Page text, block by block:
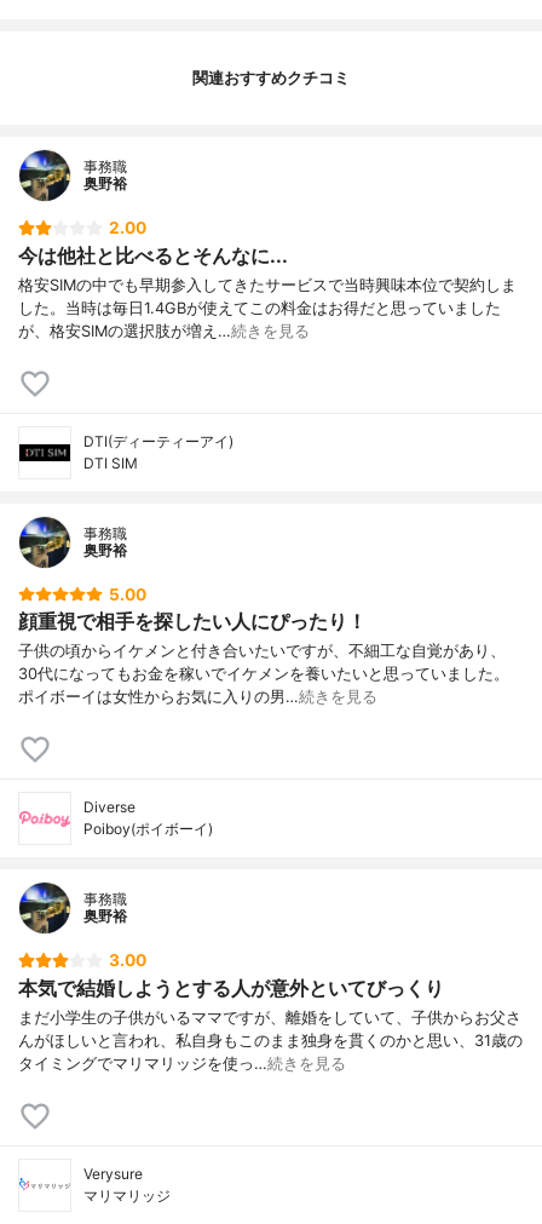
関連おすすめクチコミ
事務職
奥野裕
2.00
今は他社と比べるとそんなに...
格安SIMの中でも早期参入してきたサービスで当時興味本位で契約しま
した。当時は毎日1.4GBが使えてこの料金はお得だと思っていました
が、格安SIMの選択肢が増え…続きを見る
DTI(ディーティーアイ)
DTI SIM
事務職
奥野裕
5.00
顔重視で相手を探したい人にぴったり！
子供の頃からイケメンと付き合いたいですが、不細工な自覚があり、
30代になってもお金を稼いでイケメンを養いたいと思っていました。
ポイボーイは女性からお気に入りの男…続きを見る
Diverse
Poiboy(ポイボーイ)
事務職
奥野裕
3.00
本気で結婚しようとする人が意外といてびっくり
まだ小学生の子供がいるママですが、離婚をしていて、子供からお父さ
んがほしいと言われ、私自身もこのまま独身を貫くのかと思い、31歳の
タイミングでマリマリッジを使っ…続きを見る
Verysure
マリマリッジ